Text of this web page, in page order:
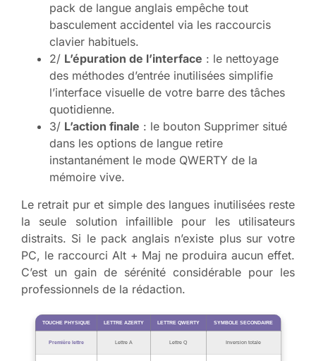
pack de langue anglais empêche tout
basculement accidentel via les raccourcis
clavier habituels.
2/ L’épuration de l’interface : le nettoyage
des méthodes d’entrée inutilisées simplifie
l’interface visuelle de votre barre des tâches
quotidienne.
3/ L’action finale : le bouton Supprimer situé
dans les options de langue retire
instantanément le mode QWERTY de la
mémoire vive.
Le retrait pur et simple des langues inutilisées reste
la seule solution infaillible pour les utilisateurs
distraits. Si le pack anglais n’existe plus sur votre
PC, le raccourci Alt + Maj ne produira aucun effet.
C’est un gain de sérénité considérable pour les
professionnels de la rédaction.
TOUCHE PHYSIQUE LETTRE AZERTY LETTRE QWERTY SYMBOLE SECONDAIRE
Première lettre Lettre A Lettre Q Inversion totale